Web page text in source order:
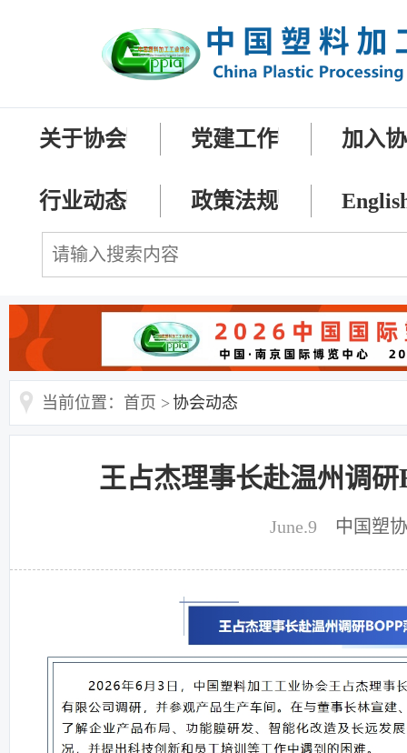
关于协会 党建工作 加入
行业动态 政策法规
当前位置：首页 >协会动态
王占杰理事长赴温州调研
June.9 中国塑协